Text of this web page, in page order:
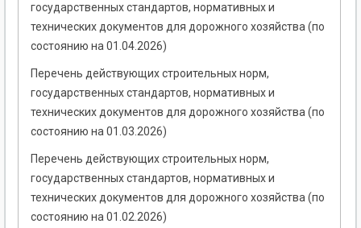
государственных стандартов, нормативных и
технических документов для дорожного хозяйства (по
состоянию на 01.04.2026)
Перечень действующих строительных норм,
государственных стандартов, нормативных и
технических документов для дорожного хозяйства (по
состоянию на 01.03.2026)
Перечень действующих строительных норм,
государственных стандартов, нормативных и
технических документов для дорожного хозяйства (по
состоянию на 01.02.2026)